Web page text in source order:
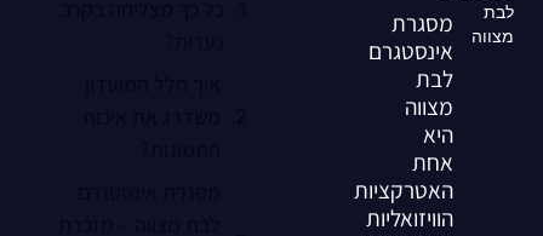
לבת
מצווה
מסגרת
אינסטגרם
לבת
מצווה
היא
אחת
האטרקציות
הוויזואליות